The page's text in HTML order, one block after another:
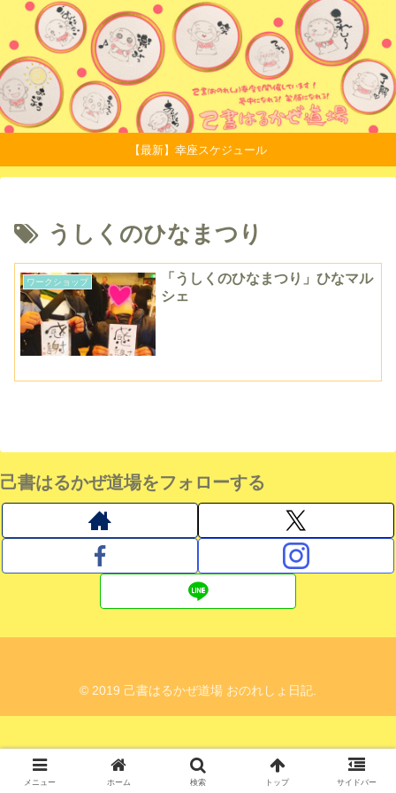
【最新】幸座スケジュール
うしくのひなまつり
ワークショップ
「うしくのひなまつり」ひなマル
シェ
己書はるかぜ道場をフォローする
© 2019 己書はるかぜ道場 おのれしょ日記.
メニュー ホーム 検索 トップ サイドバー